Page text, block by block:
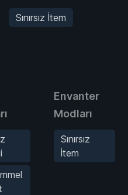
Sınırsız İtem
Envanter
Modları
Sınırsız
İtem